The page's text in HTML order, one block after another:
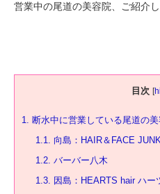
営業中の尾道の美容院、ご紹介し
目次 [
1.
断水中に営業している尾道の
1.1.
向島：HAIR＆FACE
1.2. バーバー八木
1.3. 因島：HEARTS hair ハー